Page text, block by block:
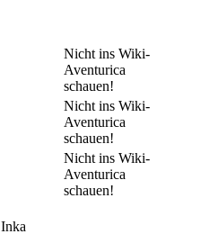
Nicht ins Wiki-
Aventurica
schauen!
Nicht ins Wiki-
Aventurica
schauen!
Nicht ins Wiki-
Aventurica
schauen!
Inka